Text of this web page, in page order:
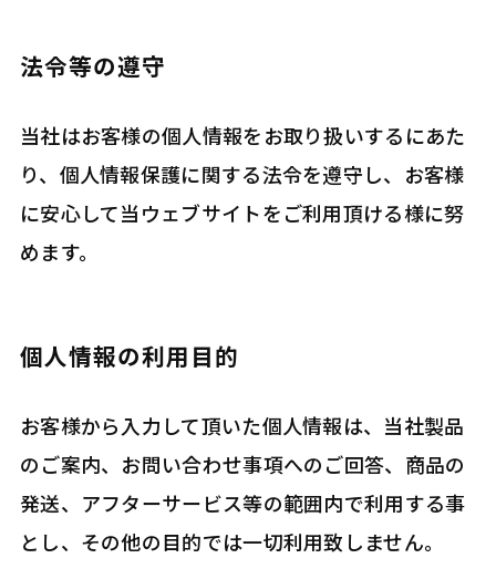
法令等の遵守
当社はお客様の個人情報をお取り扱いするにあた
り、個人情報保護に関する法令を遵守し、お客様
に安心して当ウェブサイトをご利用頂ける様に努
めます。
個人情報の利用目的
お客様から入力して頂いた個人情報は、当社製品
のご案内、お問い合わせ事項へのご回答、商品の
発送、アフターサービス等の範囲内で利用する事
とし、その他の目的では一切利用致しません。